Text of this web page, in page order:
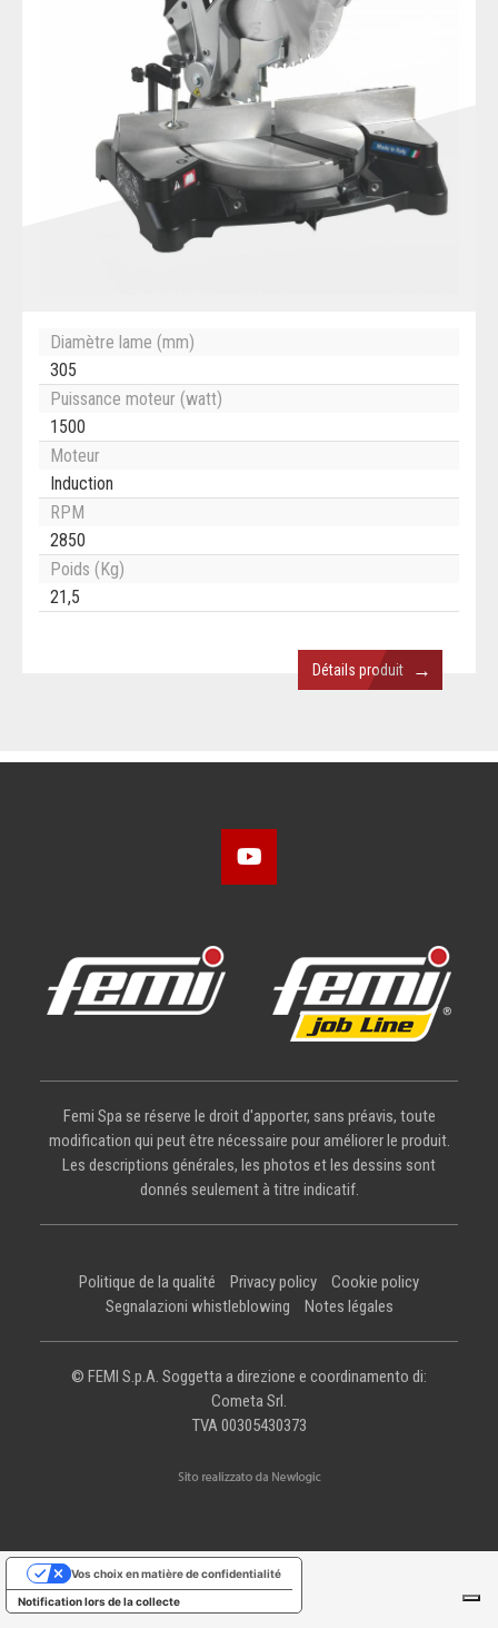
Diamètre lame (mm)
305
Puissance moteur (watt)
1500
Moteur
Induction
RPM
2850
Poids (Kg)
21,5
Détails produit →
Femi Spa se réserve le droit d'apporter, sans préavis, toute
modification qui peut être nécessaire pour améliorer le produit.
Les descriptions générales, les photos et les dessins sont
donnés seulement à titre indicatif.
Politique de la qualité Privacy policy
Cookie policy
Segnalazioni whistleblowing
Notes légales
© FEMI S.p.A. Soggetta a direzione e coordinamento di:
Cometa Srl.
TVA 00305430373
Notification lors de la collecte
Vos choix en matière de confidentialité